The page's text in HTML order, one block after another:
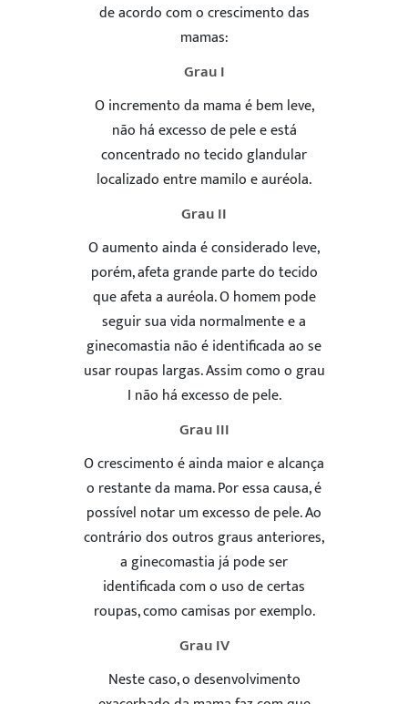
de acordo com o crescimento das
mamas:
Grau I
O incremento da mama é bem leve,
não há excesso de pele e está
concentrado no tecido glandular
localizado entre mamilo e auréola.
Grau II
O aumento ainda é considerado leve,
porém, afeta grande parte do tecido
que afeta a auréola. O homem pode
seguir sua vida normalmente e a
ginecomastia não é identificada ao se
usar roupas largas. Assim como o grau
I não há excesso de pele.
Grau III
O crescimento é ainda maior e alcança
o restante da mama. Por essa causa, é
possível notar um excesso de pele. Ao
contrário dos outros graus anteriores,
a ginecomastia já pode ser
identificada com o uso de certas
roupas, como camisas por exemplo.
Grau IV
Neste caso, o desenvolvimento